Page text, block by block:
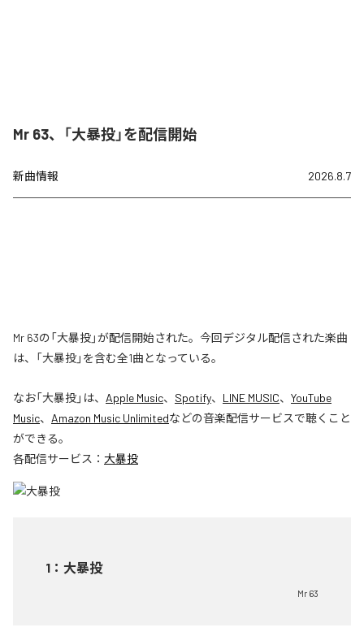
Mr 63、「大暴投」を配信開始
新曲情報 2026.8.7
Mr 63の「大暴投」が配信開始された。今回デジタル配信された楽曲
は、「大暴投」を含む全1曲となっている。
なお「大暴投」は、 Apple Music、 Spotify、 LINE MUSIC、 YouTube
Music、 Amazon Music Unlimitedなどの音楽配信サービスで聴くこと
ができる。
各配信サービス： 大暴投
1 ： 大暴投
Mr 63